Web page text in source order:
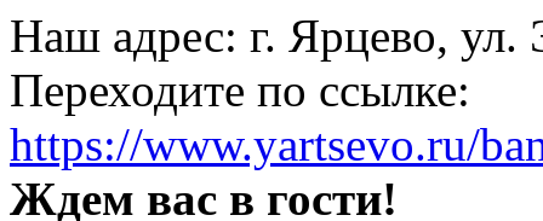
Наш адрес: г. Ярцево, ул.
Переходите по ссылке:
https://www.yartsevo.ru/
Ждем вас в гости!